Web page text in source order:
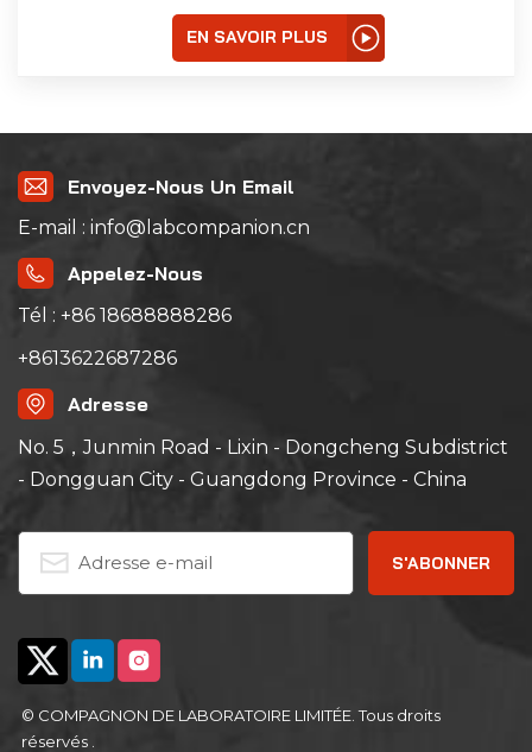
à une vitesse
relativement rapide.
EN SAVOIR PLUS
Envoyez-Nous Un Email
E-mail : info@labcompanion.cn
Appelez-Nous
Tél : +86 18688888286
+8613622687286
Adresse
No. 5，Junmin Road - Lixin - Dongcheng Subdistrict
- Dongguan City - Guangdong Province - China
© COMPAGNON DE LABORATOIRE LIMITÉE. Tous droits
réservés .